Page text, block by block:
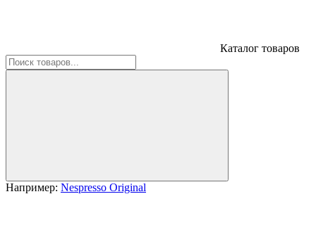
Каталог товаров
Например: Nespresso Original